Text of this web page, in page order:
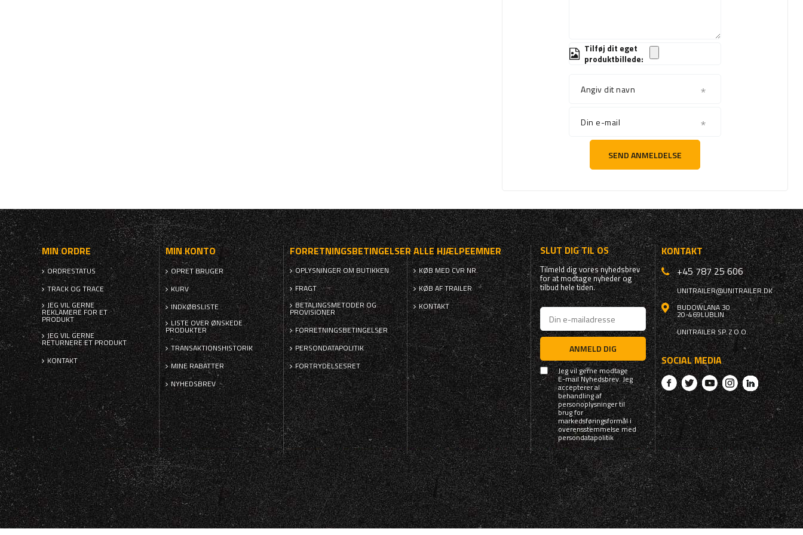
Tilføj dit eget
produktbillede:
Angiv dit navn
Din e-mail
SEND ANMELDELSE
MIN ORDRE
ORDRESTATUS
TRACK OG TRACE
JEG VIL GERNE
REKLAMERE FOR ET
PRODUKT
JEG VIL GERNE
RETURNERE ET PRODUKT
KONTAKT
MIN KONTO
OPRET BRUGER
KURV
INDKØBSLISTE
LISTE OVER ØNSKEDE
PRODUKTER
TRANSAKTIONSHISTORIK
MINE RABATTER
NYHEDSBREV
FORRETNINGSBETINGELSER
OPLYSNINGER OM BUTIKKEN
FRAGT
BETALINGSMETODER OG
PROVISIONER
FORRETNINGSBETINGELSER
PERSONDATAPOLITIK
FORTRYDELSESRET
ALLE HJÆLPEEMNER
KØB MED CVR NR.
KØB AF TRAILER
KONTAKT
SLUT DIG TIL OS
Tilmeld dig vores nyhedsbrev
for at modtage nyheder og
tilbud hele tiden.
ANMELD DIG
Jeg vil gerne modtage
E-mail Nyhedsbrev. Jeg
accepterer al
behandling af
personoplysninger til
brug for
markedsføringsformål i
overensstemmelse med
persondatapolitik
KONTAKT
+45 787 25 606
UNITRAILER@UNITRAILER.DK
BUDOWLANA 30
20-469LUBLIN
UNITRAILER SP. Z O.O.
SOCIAL MEDIA